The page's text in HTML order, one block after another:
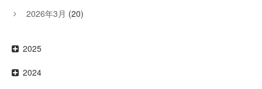
2026年3月 (20)
2025
2024